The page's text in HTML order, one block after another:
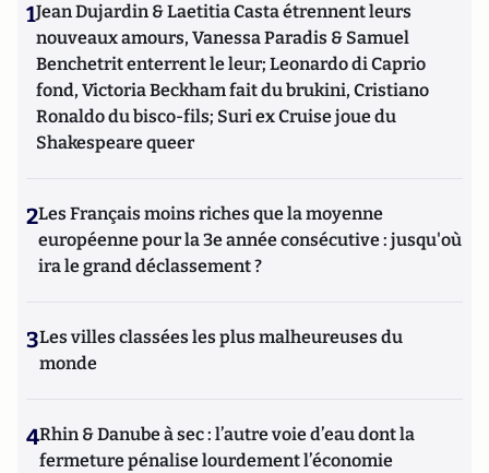
1Jean Dujardin & Laetitia Casta étrennent leurs
nouveaux amours, Vanessa Paradis & Samuel
Benchetrit enterrent le leur; Leonardo di Caprio
fond, Victoria Beckham fait du brukini, Cristiano
Ronaldo du bisco-fils; Suri ex Cruise joue du
Shakespeare queer
2Les Français moins riches que la moyenne
européenne pour la 3e année consécutive : jusqu'où
ira le grand déclassement ?
3Les villes classées les plus malheureuses du
monde
4Rhin & Danube à sec : l’autre voie d’eau dont la
fermeture pénalise lourdement l’économie